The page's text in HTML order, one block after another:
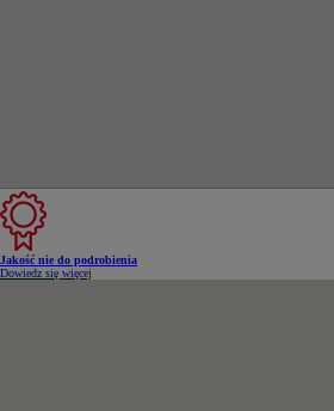
Jakość nie do podrobienia
Dowiedz się więcej